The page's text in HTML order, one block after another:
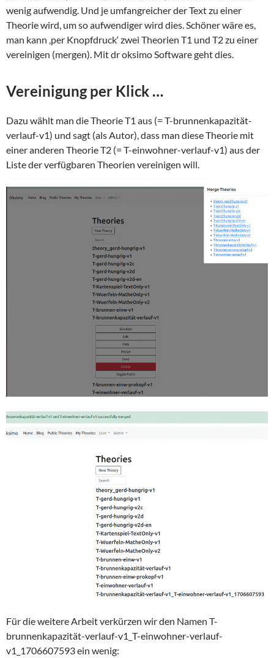
wenig aufwendig. Und je umfangreicher der Text zu einer
Theorie wird, um so aufwendiger wird dies. Schöner wäre es,
man kann ‚per Knopfdruck‘ zwei Theorien T1 und T2 zu einer
vereinigen (mergen). Mit dr oksimo Software geht dies.
Vereinigung per Klick …
Dazu wählt man die Theorie T1 aus (= T-brunnenkapazität-
verlauf-v1) und sagt (als Autor), dass man diese Theorie mit
einer anderen Theorie T2 (= T-einwohner-verlauf-v1) aus der
Liste der verfügbaren Theorien vereinigen will.
Für die weitere Arbeit verkürzen wir den Namen T-
brunnenkapazität-verlauf-v1_T-einwohner-verlauf-
v1_1706607593 ein wenig: